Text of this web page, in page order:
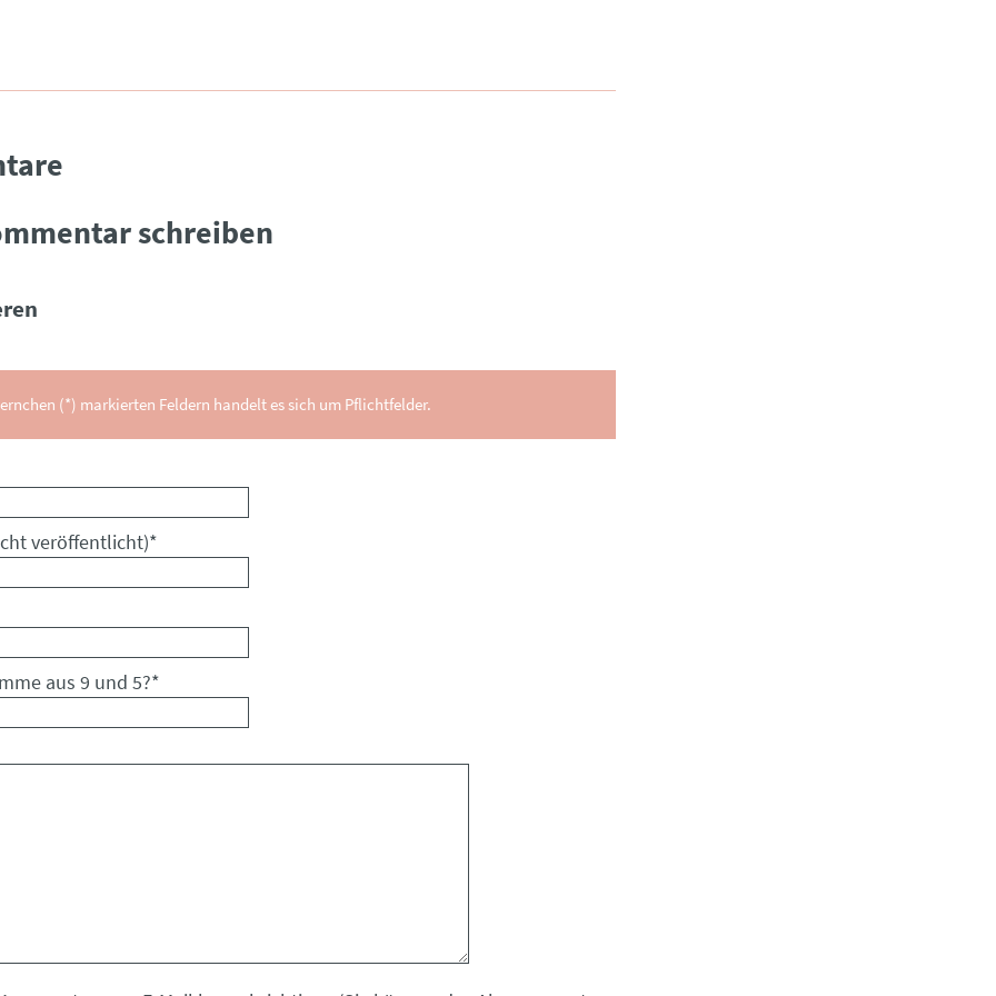
schreiben
(*) markierten Feldern handelt es sich um Pflichtfelder.
veröffentlicht)*
aus 9 und 5?*